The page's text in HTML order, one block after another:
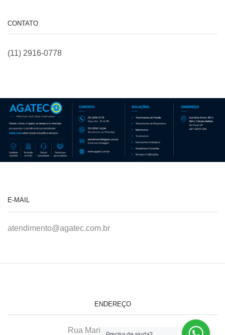
CONTATO
(11) 2916-0778
E-MAIL
atendimento@agatec.com.br
ENDEREÇO
Rua Maria Afonso, 166-A